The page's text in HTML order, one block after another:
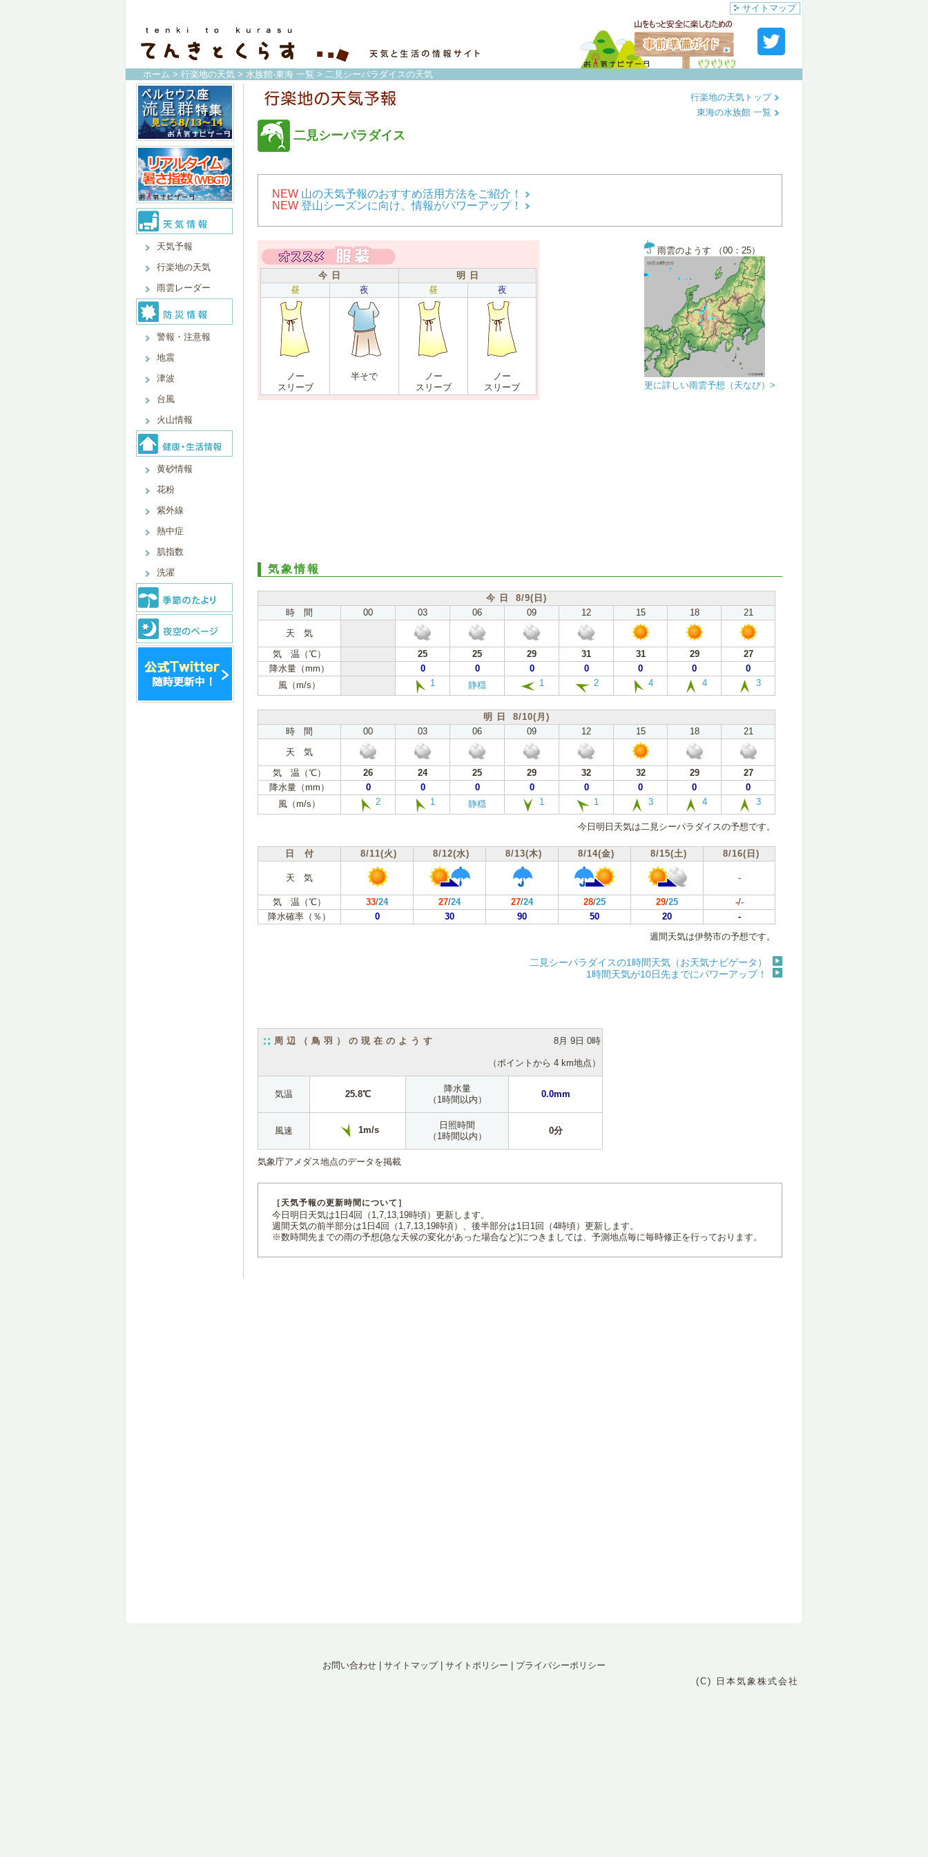
サイトマップ
ホーム > 行楽地の天気 > 水族館-東海 一覧 > 二見シーパラダイスの天気
天気予報
行楽地の天気
雨雲レーダー
警報・注意報
地震
津波
台風
火山情報
黄砂情報
花粉
紫外線
熱中症
肌指数
洗濯
二見シーパラダイス
行楽地の天気トップ
東海の水族館 一覧
NEW 山の天気予報のおすすめ活用方法をご紹介！
NEW 登山シーズンに向け、情報がパワーアップ！
今 日
明 日
昼
夜 昼 夜
ノー
スリーブ
半そで
ノー
スリーブ
ノー
スリーブ
雨雲のようす （00：25）
更に詳しい雨雲予想（天なび）>
気象情報
今 日 8/9(日)
時 間
00 03 06 09 12 15 18
21
天 気
気 温（℃）
25 25 29 31 31 29
27
降水量（mm）
0 0 0 0 0 0
0
風（m/s）
1 静穏 1 2 4 4 3
明 日 8/10(月)
時 間
00 03 06 09 12 15 18
21
天 気
気 温（℃）
26 24 25 29 32 32 29
27
降水量（mm）
0 0 0 0 0 0 0
0
風（m/s）
2 1 静穏 1 1 3 4 3
今日明日天気は二見シーパラダイスの予想です。
日 付 8/11(火) 8/12(水) 8/13(木) 8/14(金) 8/15(土) 8/16(日)
天 気 -
気 温（℃） 33/24 27/24 27/24 28/25 29/25 -/-
降水確率（％）
0 30 90 50 20
-
週間天気は伊勢市の予想です。
二見シーパラダイスの1時間天気（お天気ナビゲータ）
1時間天気が10日先までにパワーアップ！
周辺（鳥羽）の現在のようす 8月 9日 0時
（ポイントから 4 km地点）
気温 25.8℃
降水量
（1時間以内）
0.0mm
風速 1m/s
日照時間
（1時間以内）
0分
気象庁アメダス地点のデータを掲載
［天気予報の更新時間について］
今日明日天気は1日4回（1,7,13,19時頃）更新します。
週間天気の前半部分は1日4回（1,7,13,19時頃）、後半部分は1日1回（4時頃）更新します。
※数時間先までの雨の予想(急な天候の変化があった場合など)につきましては、予測地点毎に毎時修正を行っております。
お問い合わせ サイトマップ| サイトポリシー
プライバシーポリシー
(C) 日本気象株式会社